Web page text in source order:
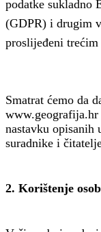
podatke sukladno
(GDPR) i drugim
proslijeđeni
Smatrat ćemo da
www.geografija.hr
nastavku opisanih
suradnike i
2. Korištenje